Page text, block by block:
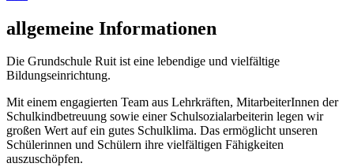
allgemeine Informationen
Die Grundschule Ruit ist eine lebendige und vielfältige
Bildungseinrichtung.
Mit einem engagierten Team aus Lehrkräften, MitarbeiterInnen der
Schulkindbetreuung sowie einer Schulsozialarbeiterin legen wir
großen Wert auf ein gutes Schulklima. Das ermöglicht unseren
Schülerinnen und Schülern ihre vielfältigen Fähigkeiten
auszuschöpfen.